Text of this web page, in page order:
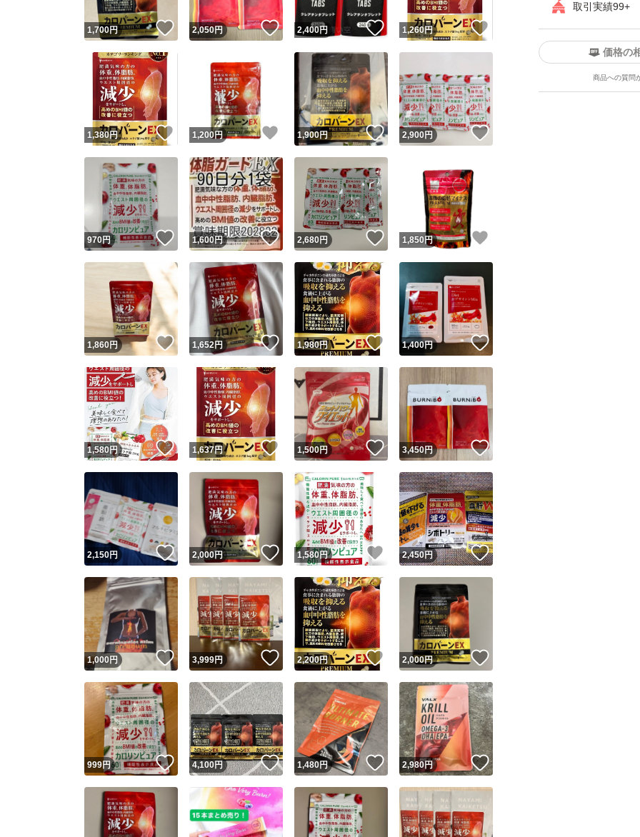
取引実績99+
ユーザーの実績について
Yahoo!フリマが定めた一定の基準を満たしたユーザーにバッジを付与しています
安心取引出品者
安心取引出品者 Yahoo!フリマの基準をクリアした安心・安全なユーザーです
取引実績
取引実績◯+ このユーザーはYahoo!フリマの取引を完了させた実績がありま
他フリマ実績◯+ このユーザーは他フリマサービスでの取引実績があります
スピード&安心発送
※このバッジは実績に基づく表示であり、発送を保証しているものではありません
スピード＆安心発送
このユーザーは高頻度で24時間以内＆設定した発送日数内に発
ます
スピード発送 このユーザーは高頻度で24時間以内に発送しています
安心発送 このユーザーは設定した発送日数内に発送しています
価格の
商品への質問
この商品の情報をコピーします
商品画像の無断転載は禁止されています
コピーは1商品につき1回 です
出品ページへ
キャンセル
1,700円 いいね！
2,050円 いいね！
2,400円 いいね！
1,260円
1,380円 いいね！
1,200円 いいね！
1,900円 いいね！
2,900円
970円 いいね！
1,600円 いいね！
2,680円 いいね！
1,850 円
1,860円 いいね！
1,652円 いいね！
1,980円 いいね！
1,400円
1,580円 いいね！
1,637円 いいね！
1,500円 いいね！
3,450円
2,150円 いいね！
2,000円 いいね！
1,580円 いいね！
2,450円 いいね！
1,000円 いいね！
3,999円 いいね！
2,200円 いいね！
2,000円
999円 いいね！
4,100円 いいね！
1,480円 いいね！
2,980円 いいね！